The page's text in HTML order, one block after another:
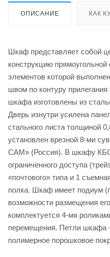
ОПИСАНИЕ КАК
Шкаф представляет собой
конструкцию
элементов которой
швом по контуру
шкафа изготовлены из
Дверь изнутри усилена
стального листа толщиной
установлен врезной 8-ми
САМ» (Россия). В шкафу
ограниченного доступа
«почтового» типа и 1
полка. Шкаф имеет подиум
возможности размещения
комплектуется 4-мя
перемещения. Петли шкафа
полимерное порошковое